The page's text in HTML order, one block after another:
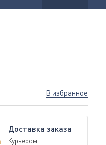
В избранное
Доставка заказа
Курьером